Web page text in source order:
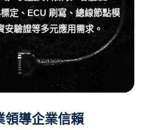
領導企業信賴